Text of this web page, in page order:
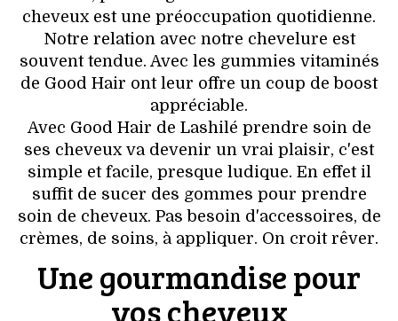
BEAUTÉ
MODE DE RUE
JEUNES CRÉATEURS
HISTOIRE DES MARQUES
DÉCO
VOYAGES & LOISIRS
cheveux est une préoccupation quotidienne.
Notre relation avec notre chevelure est
souvent tendue. Avec les gummies vitaminés
de Good Hair ont leur offre un coup de boost
appréciable.
Avec Good Hair de Lashilé prendre soin de
ses cheveux va devenir un vrai plaisir, c'est
simple et facile, presque ludique. En effet il
suffit de sucer des gommes pour prendre
soin de cheveux. Pas besoin d'accessoires, de
crèmes, de soins, à appliquer. On croit rêver.
Une gourmandise pour
vos cheveux